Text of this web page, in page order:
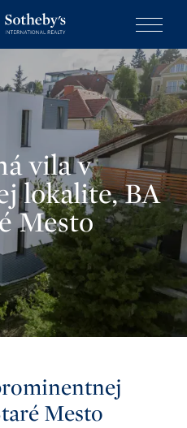
Slovakia
vila v
lokalite, BA
Mesto
Mesto